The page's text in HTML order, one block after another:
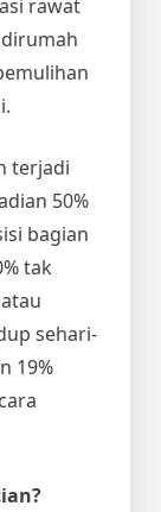
rawat
terjadi
50%
bagian
tak
sehari-
19%